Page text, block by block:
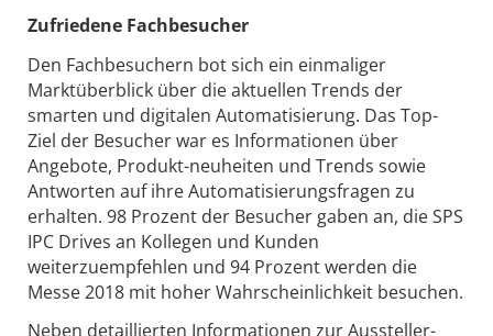
Zufriedene Fachbesucher
Den Fachbesuchern bot sich ein einmaliger
Marktüberblick über die aktuellen Trends der
smarten und digitalen Automatisierung. Das Top-
Ziel der Besucher war es Informationen über
Angebote, Produkt-neuheiten und Trends sowie
Antworten auf ihre Automatisierungsfragen zu
erhalten. 98 Prozent der Besucher gaben an, die SPS
IPC Drives an Kollegen und Kunden
weiterzuempfehlen und 94 Prozent werden die
Messe 2018 mit hoher Wahrscheinlichkeit besuchen.
Neben detaillierten Informationen zur Aussteller-